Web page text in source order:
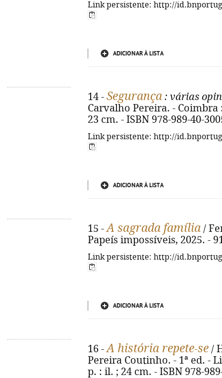
Link persistente: http://
ADICIONAR À LISTA
14 - Segurança : várias
Carvalho Pereira. - Coimbra
23 cm. - ISBN 978-989-40-
Link persistente: http://
ADICIONAR À LISTA
15 -A sagrada família /
Papeís impossíveis, 2025. -
Link persistente: http://
ADICIONAR À LISTA
16 -A história repete-se /
Pereira Coutinho. - 1ª ed. -
p. : il. ; 24 cm. - ISBN 978-